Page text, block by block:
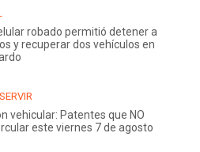
robado permitió detener a
y recuperar dos vehículos en
vehicular: Patentes que NO
este viernes 7 de agosto